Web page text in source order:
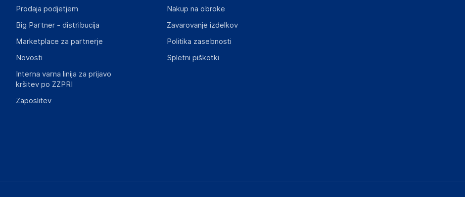
Prodaja podjetjem
Big Partner - distribucija
Marketplace za partnerje
Novosti
Interna varna linija za prijavo
kršitev po ZZPRI
Zaposlitev
Nakup na obroke
Zavarovanje izdelkov
Politika zasebnosti
Spletni piškotki